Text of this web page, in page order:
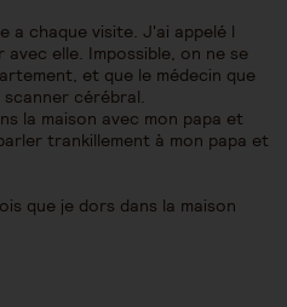
a chaque visite. J'ai appelé l
elle. Impossible, on ne se
et que le médecin que
cérébral.
la maison avec mon papa et
trankillement à mon papa et
que je dors dans la maison